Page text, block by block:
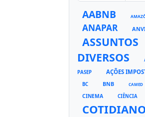
AABNB
ANAPAR
ASSUNTOS
DIVERSOS
PASEP
AÇÕES
BC BNB CAMED
CINEMA CIÊNCIA